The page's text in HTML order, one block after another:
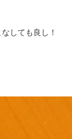
しても良し！